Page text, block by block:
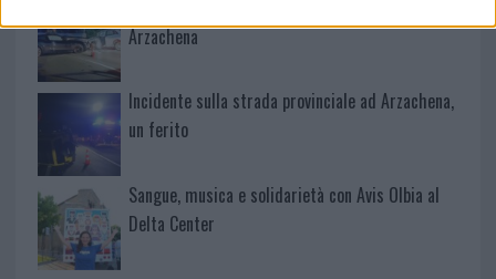
Arzachena
Incidente sulla strada provinciale ad Arzachena,
un ferito
Sangue, musica e solidarietà con Avis Olbia al
Delta Center